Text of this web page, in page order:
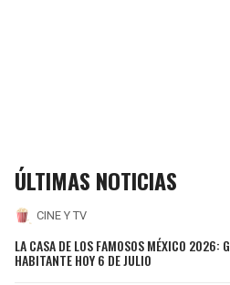
ÚLTIMAS NOTICIAS
CINE Y TV
LA CASA DE LOS FAMOSOS MÉXICO 2026:
HABITANTE HOY 6 DE JULIO